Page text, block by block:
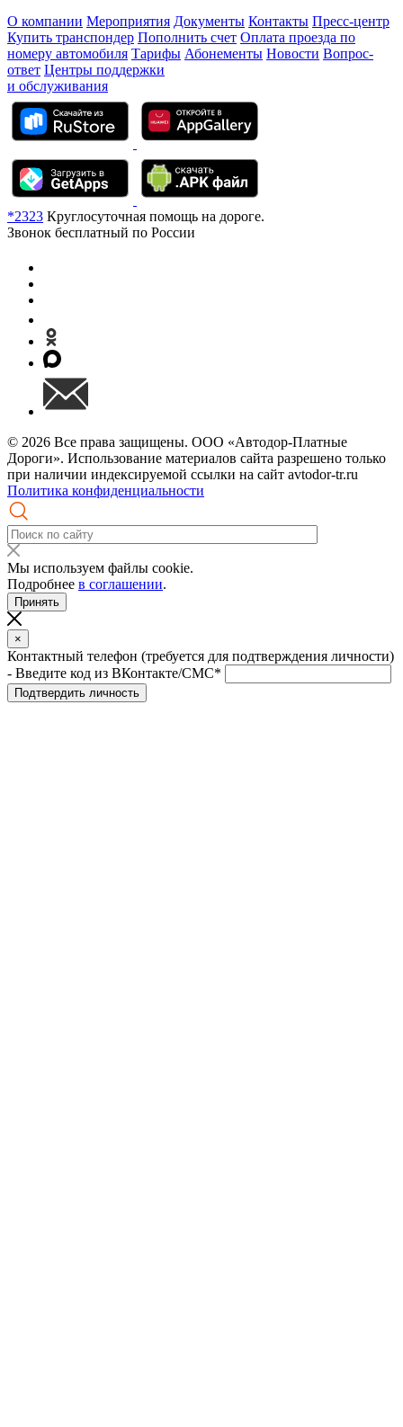
О компании Мероприятия Документы Контакты Пресс-центр
Купить транспондер Пополнить счет Оплата проезда по
номеру автомобиля Тарифы Абонементы Новости Вопрос-
ответ Центры поддержки
и обслуживания
*2323 Круглосуточная помощь на дороге.
Звонок бесплатный по России
© 2026 Все права защищены. ООО «Автодор-Платные
Дороги». Использование материалов сайта разрешено только
при наличии индексируемой ссылки на сайт avtodor-tr.ru
Политика конфиденциальности
Мы используем файлы cookie.
Подробнее в соглашении.
Принять
×
Контактный телефон (требуется для подтверждения личности)
- Введите код из ВКонтакте/СМС*
Подтвердить личность